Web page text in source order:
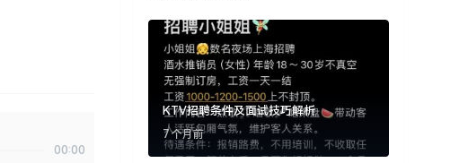
00:00
KTV招聘条件及面试技巧解析
7 个月前